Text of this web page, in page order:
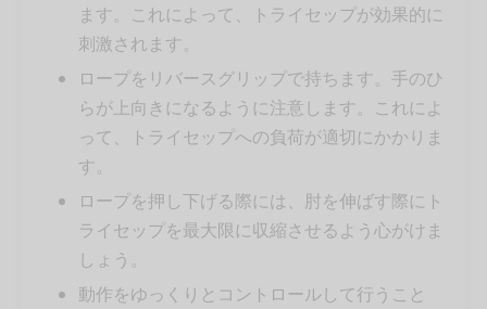
ます。これによって、トライセップが効果的に
刺激されます。
ロープをリバースグリップで持ちます。手のひ
らが上向きになるように注意します。これによ
って、トライセップへの負荷が適切にかかりま
す。
ロープを押し下げる際には、肘を伸ばす際にト
ライセップを最大限に収縮させるよう心がけま
しょう。
動作をゆっくりとコントロールして行うこと